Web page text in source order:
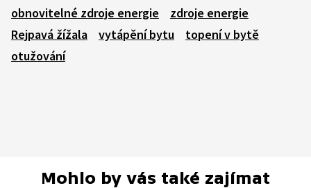
obnovitelné zdroje energie
zdroje energie
Rejpavá žížala
vytápění bytu
topení v bytě
otužování
Mohlo by vás také zajímat